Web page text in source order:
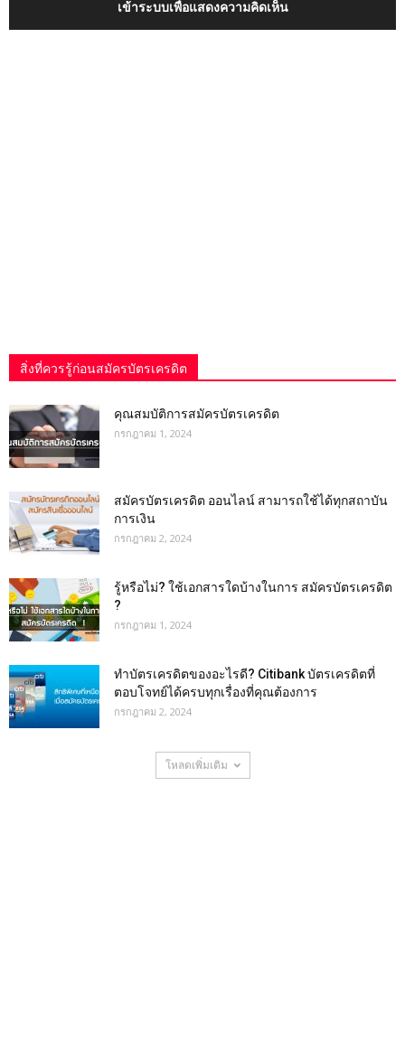
เข้าระบบเพื่อแสดงความคิดเห็น
สิ่งที่ควรรู้ก่อนสมัครบัตรเครดิต
คุณสมบัติการสมัครบัตรเครดิต
กรกฎาคม 1, 2024
สมัครบัตรเครดิต ออนไลน์ สามารถใช้ได้ทุกสถาบัน
การเงิน
กรกฎาคม 2, 2024
รู้หรือไม่? ใช้เอกสารใดบ้างในการ สมัครบัตรเครดิต
?
กรกฎาคม 1, 2024
ทำบัตรเครดิตของอะไรดี? Citibank บัตรเครดิตที่
ตอบโจทย์ได้ครบทุกเรื่องที่คุณต้องการ
กรกฎาคม 2, 2024
โหลดเพิ่มเติม